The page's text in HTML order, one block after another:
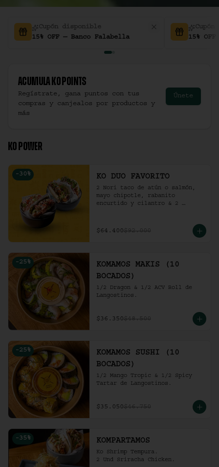
Cupón disponible
15% OFF — Banco Falabella
15%
Acumula Ko Points
Regístrate, gana puntos con tus
compras y canjealos por productos y
más
Únete
KO POWER
-30 % KO DUO FAVORITO
2 Nori taco de atún o salmón,
mayo chipotle, rabanito
encurtido y cilantro & 2
picante en bao buns.
$64.400$92.000
-25 %
KOMAMOS MAKIS (10
BOCADOS)
1/2 Dragon & 1/2 ACV Roll de
Langostinos.
$36.350$48.500
-25 %
KOMAMOS SUSHI (10
BOCADOS)
1/2 Mango Tropic & 1/2 Spicy
Tartar de Langostinos.
$35.050$46.750
-35 % KOMPARTAMOS
Ko Shrimp Tempura.
2 Und Sriracha Chicken.